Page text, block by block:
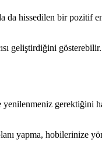
hissedilen bir pozitif
geliştirdiğini
gerektiğini
yapma, hobilerinize